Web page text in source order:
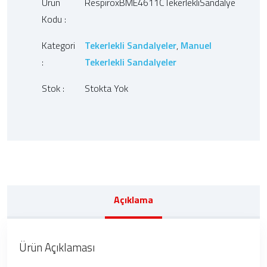
Kodu :
Kategori
:
Tekerlekli Sandalyeler, Manuel
Tekerlekli Sandalyeler
Stok :
Stokta Yok
Açıklama
Ürün Açıklaması